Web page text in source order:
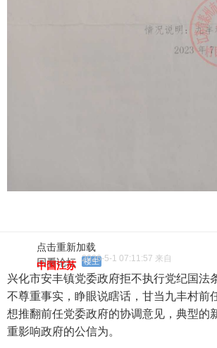
点击重新加载
回看论坛 楼主
2026-5-1 07:11:57 来自
中国江苏
兴化市安丰镇党委政府拒不执行党纪国法
不尊重事实，睁眼说瞎话，甘当九丰村前
想推翻前任党委政府的协调意见，典型的
重影响政府的公信为。